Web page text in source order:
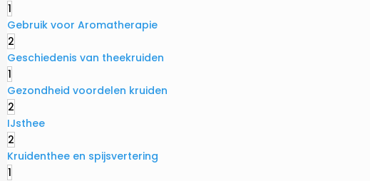
1
Gebruik voor Aromatherapie
2
Geschiedenis van theekruiden
1
Gezondheid voordelen kruiden
2
IJsthee
2
Kruidenthee en spijsvertering
1